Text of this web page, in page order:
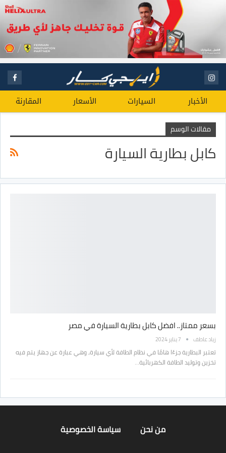
الأخبار السيارات الأسعار المقارنة
مقالات الوسم
كابل بطارية السيارة
بسعر ممتاز.. افضل كابل بطارية السيارة في مصر
زياد عاطف 7 يناير 2024
تعتبر البطارية جزءًا هامًا في نظام الطاقة لأي سيارة، وهي عبارة عن جهاز يتم فيه
تخزين وتوليد الطاقة الكهربائية…
من نحن سياسة الخصوصية